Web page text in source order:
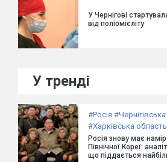
У Чернігові
від поліомієліту
У тренді
#Росія #
#Харківська область
Росія знову має
Північної Кореї:
що піддається